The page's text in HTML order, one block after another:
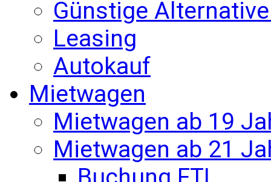
Günstige
Leasing
Autokauf
Mietwagen
Mietwagen ab 19
Mietwagen ab 21